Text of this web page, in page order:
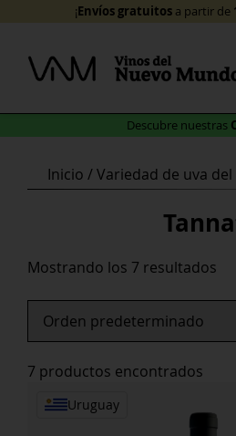
content
Descubre nuestras
¡Envíos
Inicio / Variedad de uva
Mostrando los 7 resultados
7 productos encontrados
Uruguay